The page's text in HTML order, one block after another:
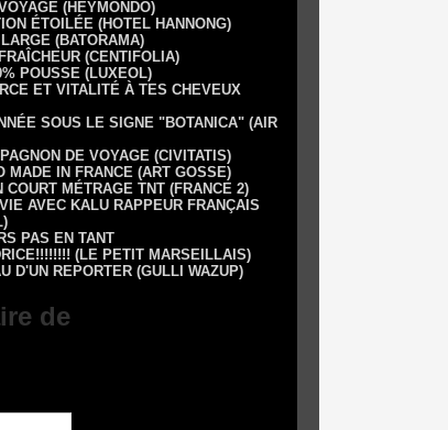
(HEYMONDO)
ÉTOILÉE (HOTEL HANNONG)
(BATORAMA)
(CENTIFOLIA)
POUSSE (LUXEOL)
ET VITALITÉ À TES CHEVEUX
SOUS LE SIGNE "BOTANICA" (AIR
DE VOYAGE (CIVITATIS)
MADE IN FRANCE (ART GOSSE)
COURT MÉTRAGE TNT (FRANCE 2)
AVEC KALU RAPPEUR FRANÇAIS
PAS EN TANT
(LE PETIT MARSEILLAIS)
D'UN REPORTER (GULLI WAZUP)
de